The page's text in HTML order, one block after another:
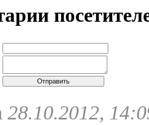
Отправить
28.10.2012,